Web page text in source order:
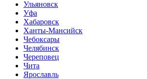
Ульяновск
Уфа
Хабаровск
Ханты-Мансийск
Чебоксары
Челябинск
Череповец
Чита
Ярославль